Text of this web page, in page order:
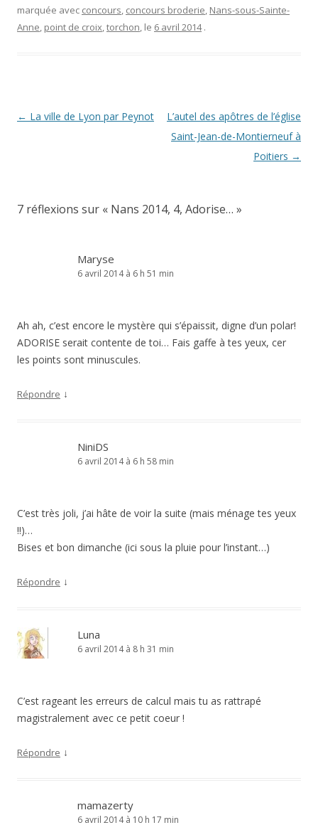
marquée avec concours, concours broderie, Nans-sous-Sainte-
Anne, point de croix,torchon, le 6 avril 2014 .
Navigation
← La ville de Lyon par Peynot
L’autel des apôtres de l’église
Saint-Jean-de-Montierneuf à
Poitiers →
7 réflexions sur « Nans 2014, 4, Adorise… »
Maryse
6 avril 2014 à 6 h 51 min
Ah ah, c’est encore le mystère qui s’épaissit, digne d’un polar!
ADORISE serait contente de toi… Fais gaffe à tes yeux, cer
les points sont minuscules.
Répondre ↓
NiniDS
6 avril 2014 à 6 h 58 min
C’est très joli, j’ai hâte de voir la suite (mais ménage tes yeux
!!)…
Bises et bon dimanche (ici sous la pluie pour l’instant…)
Répondre ↓
Luna
6 avril 2014 à 8 h 31 min
C’est rageant les erreurs de calcul mais tu as rattrapé
magistralement avec ce petit coeur !
Répondre ↓
mamazerty
6 avril 2014 à 10 h 17 min